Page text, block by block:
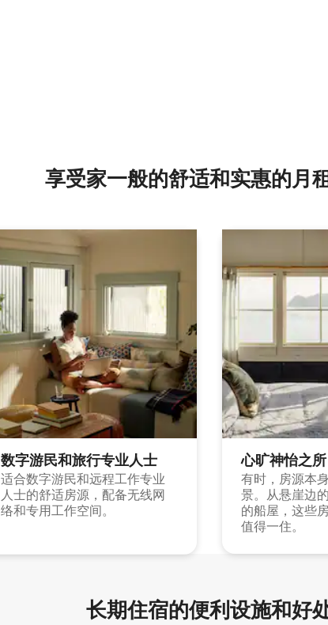
享受家一般的舒适和实惠的月
数字游民和旅行专业人士
适合数字游民和远程工作专业
人士的舒适房源，配备无线网
络和专用工作空间。
心旷神怡之所
有时，房源本
景。从悬崖边
的船屋，这些
值得一住。
长期住宿的便利设施和好